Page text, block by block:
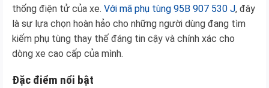
thống điện tử của xe. Với mã phụ tùng 95B 907 530 J, đây
là sự lựa chọn hoàn hảo cho những người dùng đang tìm
kiếm phụ tùng thay thế đáng tin cậy và chính xác cho
dòng xe cao cấp của mình.
Đặc điểm nổi bật